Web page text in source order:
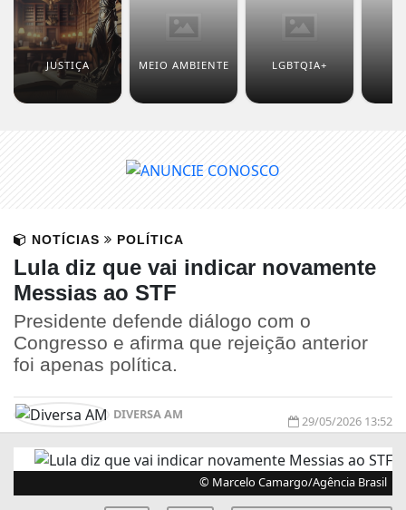
JUSTIÇA MEIO AMBIENTE LGBTQIA+
NOTÍCIAS POLÍTICA
Lula diz que vai indicar novamente
Messias ao STF
Presidente defende diálogo com o
Congresso e afirma que rejeição anterior
foi apenas política.
DIVERSA AM 29/05/2026 13:52
© Marcelo Camargo/Agência Brasil